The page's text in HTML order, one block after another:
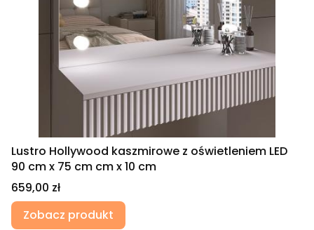
Lustro Hollywood kaszmirowe z oświetleniem LED
90 cm x 75 cm cm x 10 cm
Cena
659,00 zł
Zobacz produkt